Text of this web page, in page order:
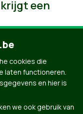
een
cookies die
laten functioneren.
en hier is
we ook gebruik van